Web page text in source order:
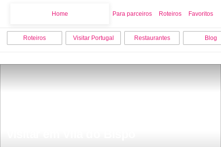
Home Para parceiros Roteiros Favoritos
Roteiros Visitar Portugal Restaurantes Blog